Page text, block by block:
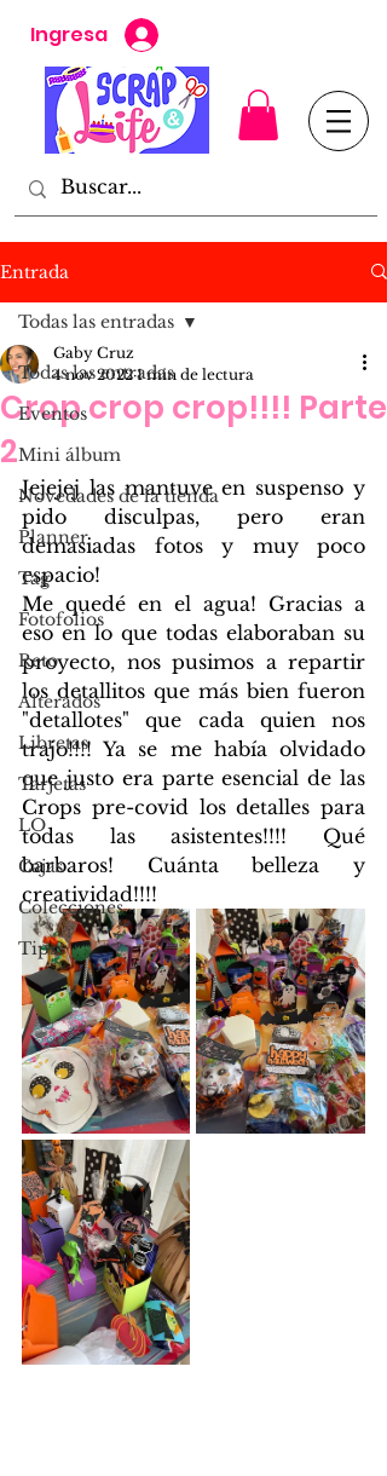
Ingresa
Entrada
Todas las entradas
Eventos
Mini álbum
Novedades de la tienda
Planner
Tag
Fotofolios
Reto
Alterados
Libretas
Tarjetas
LO
Cajas
Colecciones
Tips
Todas las entradas
Crop crop crop!!!! Parte
2
Gaby Cruz
4 nov 2022 1 min de lectura
Jejejej las mantuve en suspenso y
pido disculpas, pero eran
demasiadas fotos y muy poco
espacio!
Me quedé en el agua! Gracias a
eso en lo que todas elaboraban su
proyecto, nos pusimos a repartir
los detallitos que más bien fueron
"detallotes" que cada quien nos
trajo!!!! Ya se me había olvidado
que justo era parte esencial de las
Crops pre-covid los detalles para
todas las asistentes!!!! Qué
barbaros! Cuánta belleza y
creatividad!!!!